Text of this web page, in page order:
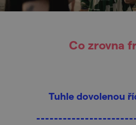
Co zrovna
Tuhle dovolenou